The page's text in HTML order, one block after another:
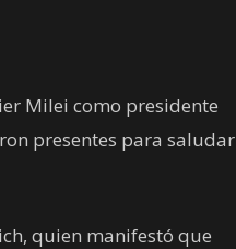
Milei como presidente
presentes para saludar
quien manifestó que